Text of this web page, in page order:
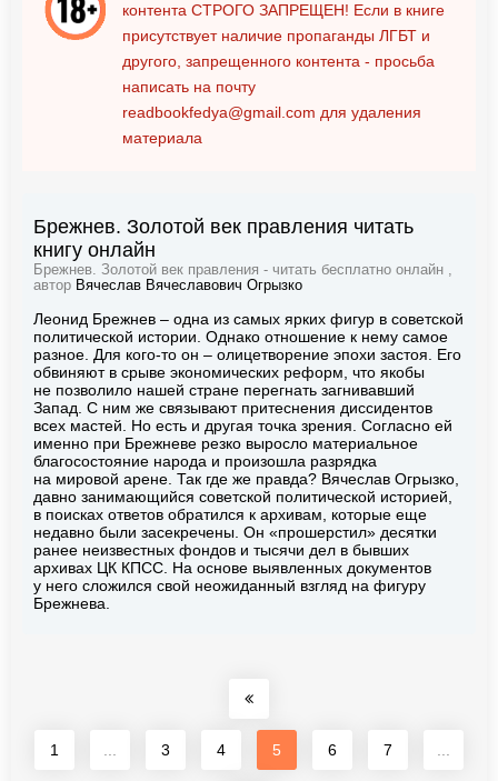
контента СТРОГО ЗАПРЕЩЕН! Если в книге
присутствует наличие пропаганды ЛГБТ и
другого, запрещенного контента - просьба
написать на почту
readbookfedya@gmail.com для удаления
материала
Брежнев. Золотой век правления читать
книгу онлайн
Брежнев. Золотой век правления - читать бесплатно онлайн ,
автор Вячеслав Вячеславович Огрызко
Леонид Брежнев – одна из самых ярких фигур в советской
политической истории. Однако отношение к нему самое
разное. Для кого-то он – олицетворение эпохи застоя. Его
обвиняют в срыве экономических реформ, что якобы
не позволило нашей стране перегнать загнивавший
Запад. С ним же связывают притеснения диссидентов
всех мастей. Но есть и другая точка зрения. Согласно ей
именно при Брежневе резко выросло материальное
благосостояние народа и произошла разрядка
на мировой арене. Так где же правда? Вячеслав Огрызко,
давно занимающийся советской политической историей,
в поисках ответов обратился к архивам, которые еще
недавно были засекречены. Он «прошерстил» десятки
ранее неизвестных фондов и тысячи дел в бывших
архивах ЦК КПСС. На основе выявленных документов
у него сложился свой неожиданный взгляд на фигуру
Брежнева.
1 3 4 5 6 7